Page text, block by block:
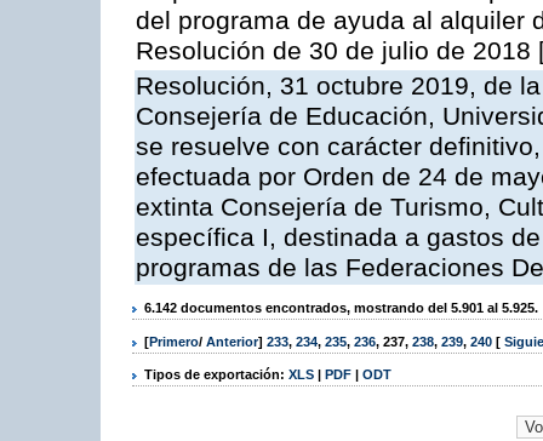
del programa de ayuda al alquiler
Resolución de 30 de julio de 2018
Resolución, 31 octubre 2019, de
Consejería de Educación,
se resuelve con carácter
efectuada por Orden de 24 de
extinta Consejería de Turismo,
específica I, destinada a gastos
programas de las Federaciones
6.142 documentos encontrados, mostrando del 5.901 al 5.925.
[Primero/ Anterior] 233, 234, 235, 236, 237, 238, 239, 240 [
Tipos de exportación: XLS | PDF | ODT